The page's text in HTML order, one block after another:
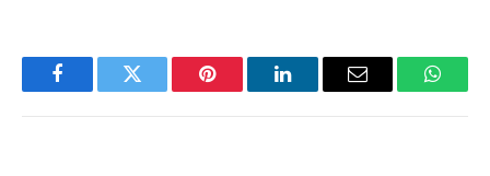
FacebookTwitter Pinterest LinkedInEmail